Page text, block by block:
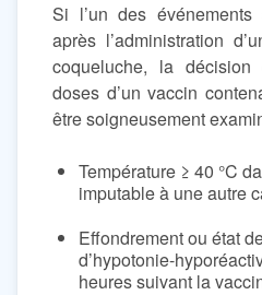
Si l’un des événements
après l’administration
coqueluche, la décision
doses d’un vaccin
être soigneusement
Température ≥ 40 °C
imputable à une autre
Effondrement ou état
d’hypotonie-
heures suivant la